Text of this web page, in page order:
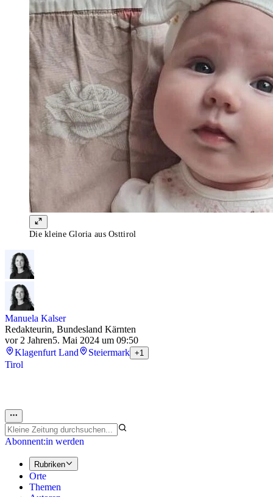
Die kleine Gloria aus Osttirol
Manuela Kalser
Redakteurin, Bundesland Kärnten
vor 2 Jahren5. Mai 2024 um 09:50
Klagenfurt Land
Steiermark +1
Tirol
Abonnent:in werden
Rubriken
Orte
Themen